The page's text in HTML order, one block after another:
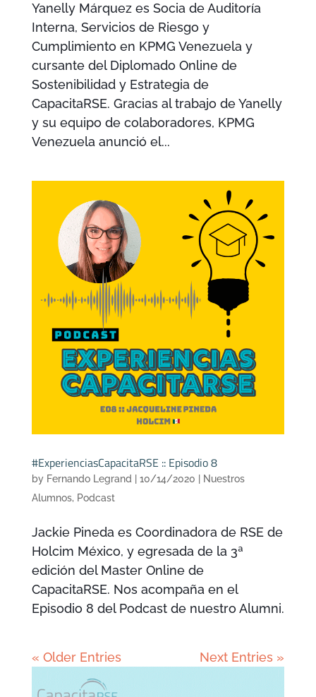
Yanelly Márquez es Socia de Auditoría
Interna, Servicios de Riesgo y
Cumplimiento en KPMG Venezuela y
cursante del Diplomado Online de
Sostenibilidad y Estrategia de
CapacitaRSE. Gracias al trabajo de Yanelly
y su equipo de colaboradores, KPMG
Venezuela anunció el...
#ExperienciasCapacitaRSE :: Episodio 8
by Fernando Legrand | 10/14/2020 | Nuestros
Alumnos, Podcast
Jackie Pineda es Coordinadora de RSE de
Holcim México, y egresada de la 3ª
edición del Master Online de
CapacitaRSE. Nos acompaña en el
Episodio 8 del Podcast de nuestro Alumni.
« Older Entries Next Entries »